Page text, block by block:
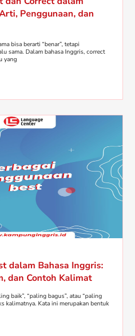
Penggunaan, dan
bisa berarti “benar”, tetapi
sama. Dalam bahasa Inggris, correct
yang
dalam Bahasa Inggris:
dan Contoh Kalimat
baik”, “paling bagus”, atau “paling
kalimatnya. Kata ini merupakan bentuk